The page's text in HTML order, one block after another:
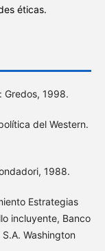
éticas.
Gredos, 1998.
del Western.
1988.
Estrategias
incluyente, Banco
Washington